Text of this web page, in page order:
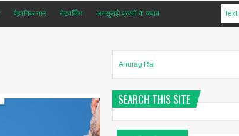
वैज्ञानिक नाम नेटवर्किंग अनसुलझे प्रश्नों के जवाब
Anurag Rai
SEARCH THIS SITE